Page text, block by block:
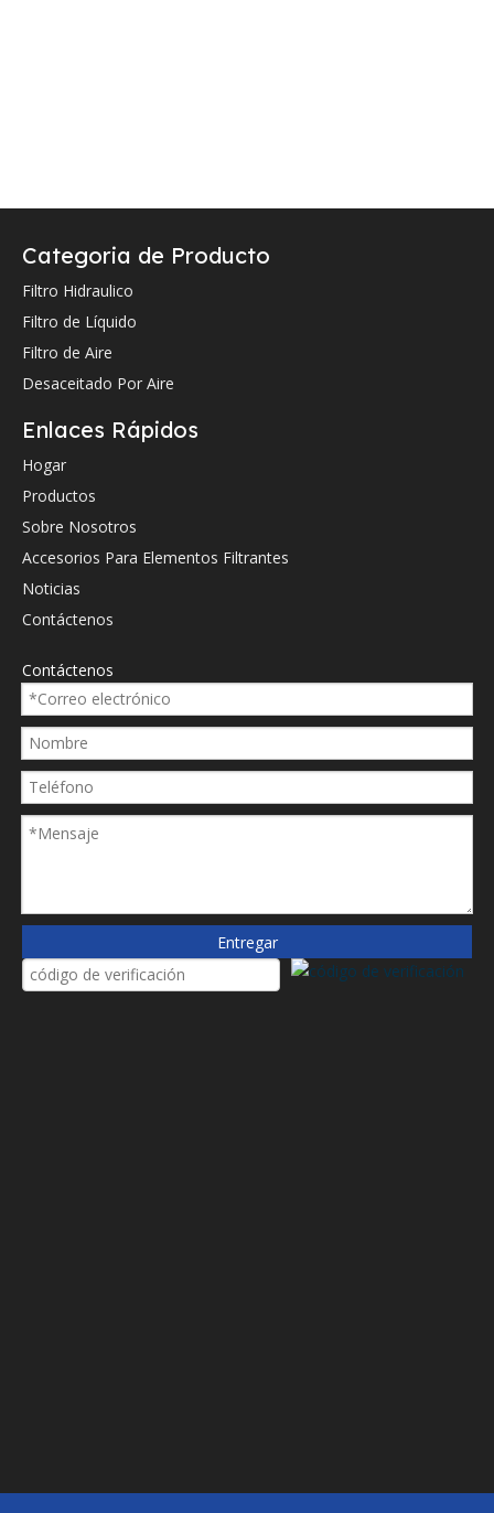
Categoria de Producto
Filtro Hidraulico
Filtro de Líquido
Filtro de Aire
Desaceitado Por Aire
Enlaces Rápidos
Hogar
Productos
Sobre Nosotros
Accesorios Para Elementos Filtrantes
Noticias
Contáctenos
Contáctenos
Entregar